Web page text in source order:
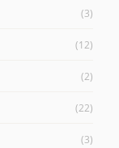
(3)
(12)
(2)
(22)
(3)